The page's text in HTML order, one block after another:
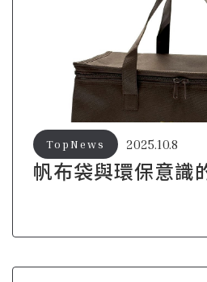
帆布袋與環保意識
2025.10.8
TopNews